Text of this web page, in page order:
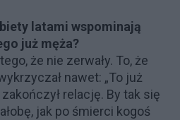
latami wspominają
już męża?
że nie zerwały. To, że
nawet: „To już
relację. By tak się
jak po śmierci kogoś